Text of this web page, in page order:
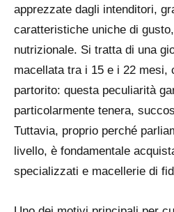
apprezzate dagli intenditori,
caratteristiche uniche di
nutrizionale. Si tratta di una
macellata tra i 15 e i 22 mesi,
partorito: questa peculiarità
particolarmente tenera,
Tuttavia, proprio perché
livello, è fondamentale
specializzati e macellerie di